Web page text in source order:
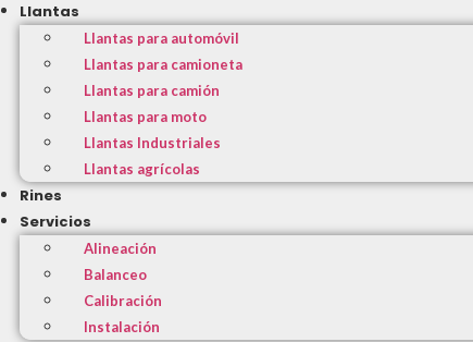
Llantas
Llantas para automóvil
Llantas para camioneta
Llantas para camión
Llantas para moto
Llantas Industriales
Llantas agrícolas
Rines
Servicios
Alineación
Balanceo
Calibración
Instalación